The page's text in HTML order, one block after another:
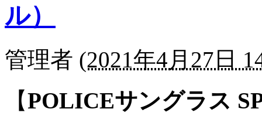
ル）
管理者 (2021年4月27日
【POLICEサングラス